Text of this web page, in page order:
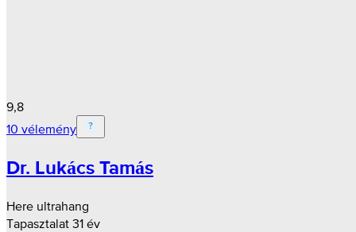
9,8
10 vélemény
Dr. Lukács Tamás
Here ultrahang
Tapasztalat 31 év